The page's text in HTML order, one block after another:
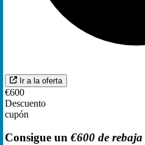
Ir a la oferta
€600
Descuento
cupón
Consigue un €600 de rebaja